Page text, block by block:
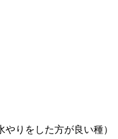
りをした方が良い種）